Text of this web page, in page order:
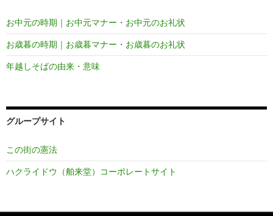
お中元の時期｜お中元マナー・お中元のお礼状
お歳暮の時期｜お歳暮マナー・お歳暮のお礼状
年越しそばの由来・意味
グループサイト
この街の憲法
ハクライドウ（舶来堂）コーポレートサイト